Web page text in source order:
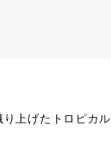
上げたトロピカル